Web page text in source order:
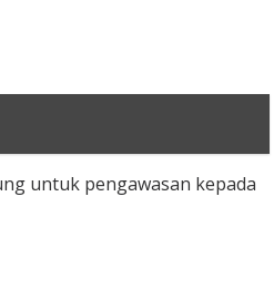
untuk pengawasan kepada